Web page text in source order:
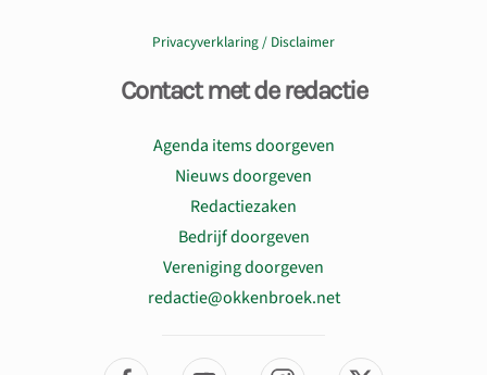
Privacyverklaring / Disclaimer
Contact met de redactie
Agenda items doorgeven
Nieuws doorgeven
Redactiezaken
Bedrijf doorgeven
Vereniging doorgeven
redactie@okkenbroek.net